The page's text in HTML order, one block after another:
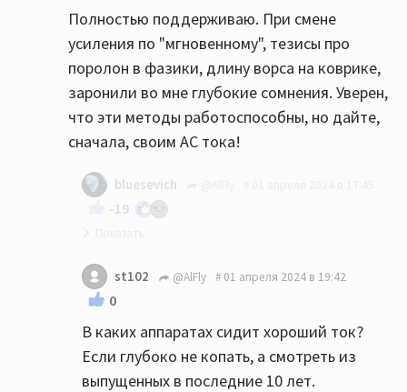
Полностью поддерживаю. При смене
усиления по "мгновенному", тезисы про
поролон в фазики, длину ворса на коврике,
заронили во мне глубокие сомнения. Уверен,
что эти методы работоспособны, но дайте,
сначала, своим АС тока!
bluesevich
-19
От тож!👍
st102 @AlFly 01 апреля 2024 в 19:42
0
В каких аппаратах сидит хороший ток?
Если глубоко не копать, а смотреть из
выпущенных в последние 10 лет.